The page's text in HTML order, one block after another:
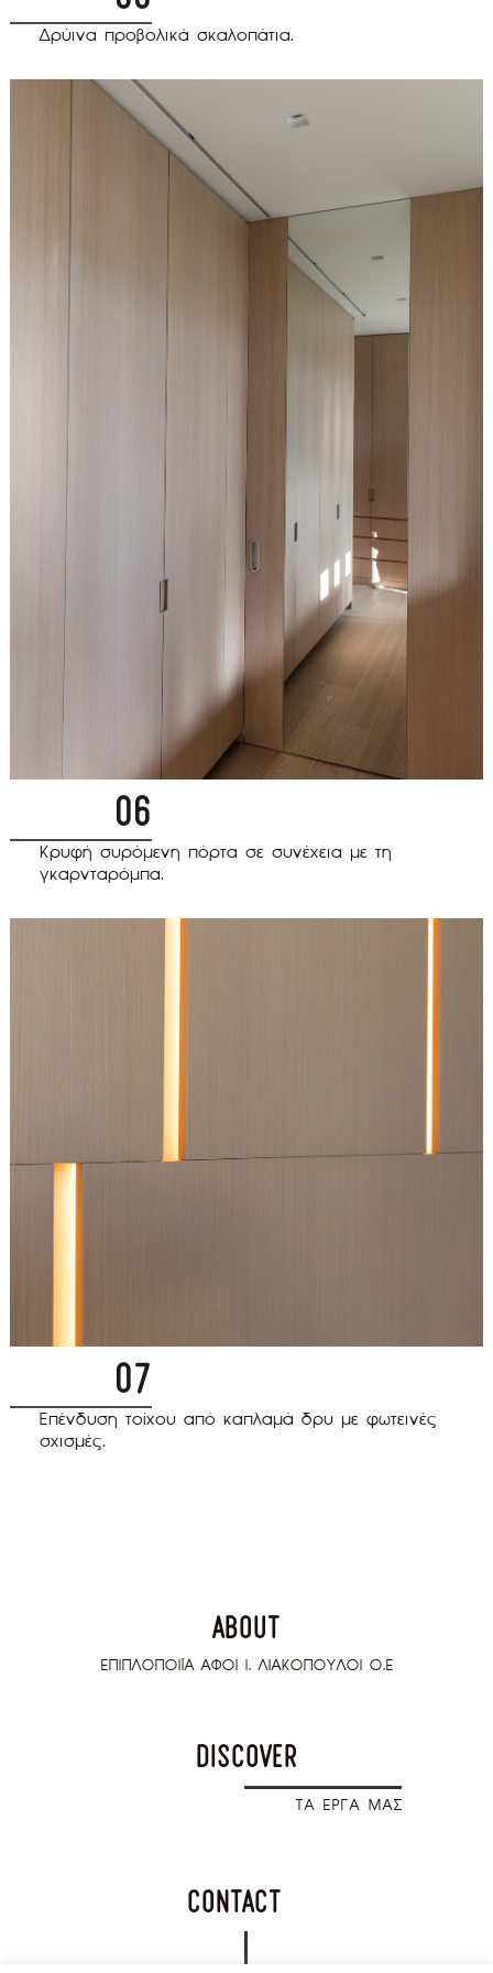
06
Κρυφή συρόμενη πόρτα σε συνέχεια με τη
γκαρνταρόμπα.
Δρύινα προβολικά σκαλοπάτια.
07
Επένδυση τοίχου από καπλαμά δρυ με φωτεινές
σχισμές.
about
ΕΠΙΠΛΟΠΟΙΪΑ ΑΦΟΙ Ι. ΛΙΑΚΟΠΟΥΛΟΙ Ο.Ε
discover
TA ΕΡΓΑ ΜΑΣ
contact